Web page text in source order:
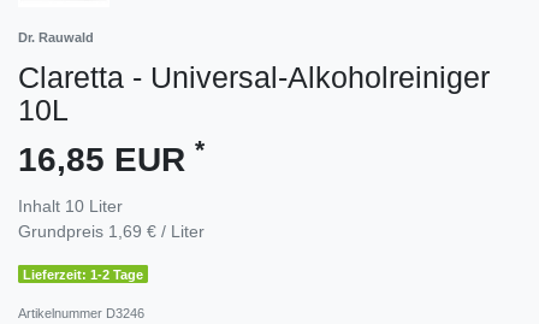
Dr. Rauwald
Claretta - Universal-Alkoholreiniger
10L
16,85 EUR *
Inhalt 10 Liter
Grundpreis 1,69 € / Liter
Lieferzeit: 1-2 Tage
Artikelnummer D3246